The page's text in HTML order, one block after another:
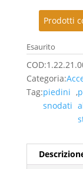
Prodotti
Esaurito
COD:
Categoria:
Tag:piedini
snodati
,